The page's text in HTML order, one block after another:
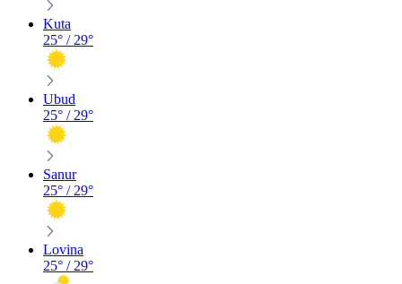
Kuta
25° / 29°
Ubud
25° / 29°
Sanur
25° / 29°
Lovina
25° / 29°